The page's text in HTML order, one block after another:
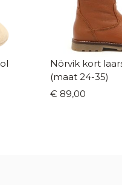
Nörvik kort laarsje
(maat 24-35)
€ 89,00